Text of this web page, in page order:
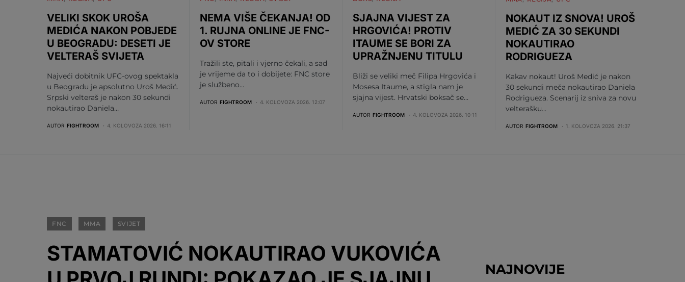
VELIKI SKOK UROŠA
MEDIĆA NAKON POBJEDE
U BEOGRADU: DESETI JE
VELTERAŠ SVIJETA
Najveći dobitnik UFC-ovog spektakla
u Beogradu je apsolutno Uroš Medić.
Srpski velteraš je nakon 30 sekundi
nokautirao Daniela…
AUTOR FIGHTROOM 4. KOLOVOZA 2026. 16:11
NEMA VIŠE ČEKANJA! OD
1. RUJNA ONLINE JE FNC-
OV STORE
Tražili ste, pitali i vjerno čekali, a sad
je vrijeme da to i dobijete: FNC store
je službeno…
AUTOR FIGHTROOM 4. KOLOVOZA 2026. 12:07
SJAJNA VIJEST ZA
HRGOVIĆA! PROTIV
ITAUME SE BORI ZA
UPRAŽNJENU TITULU
Bliži se veliki meč Filipa Hrgovića i
Mosesa Itaume, a stigla nam je
sjajna vijest. Hrvatski boksač se…
AUTOR FIGHTROOM 4. KOLOVOZA 2026. 10:11
NOKAUT IZ SNOVA! UROŠ
MEDIĆ ZA 30 SEKUNDI
NOKAUTIRAO
RODRIGUEZA
Kakav nokaut! Uroš Medić je nakon
30 sekundi meča nokautirao Daniela
Rodrigueza. Scenarij iz sniva za novu
velterašku…
AUTOR FIGHTROOM 1. KOLOVOZA 2026. 21:37
FNC MMA SVIJET
STAMATOVIĆ NOKAUTIRAO VUKOVIĆA
NAJNOVIJE